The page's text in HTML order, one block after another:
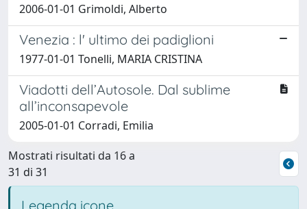
2006-01-01 Grimoldi, Alberto
Venezia : l' ultimo dei padiglioni
1977-01-01 Tonelli, MARIA CRISTINA
Viadotti dell’Autosole. Dal sublime
all’inconsapevole
2005-01-01 Corradi, Emilia
Mostrati risultati da 16 a
31 di 31
Legenda icone